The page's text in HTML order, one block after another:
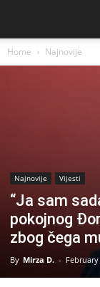
Home Najnovije
Najnovije Vijesti
“Ja sam
pokojnog
zbog čega
By Mirza D. -